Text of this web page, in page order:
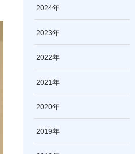
2024
2023
2022
2021
2020
2019